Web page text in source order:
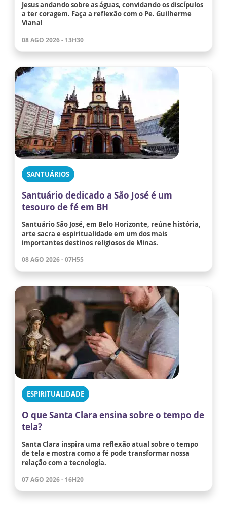
Jesus andando sobre as águas, convidando os discípulos
a ter coragem. Faça a reflexão com o Pe. Guilherme
Viana!
08 AGO 2026 - 13H30
SANTUÁRIOS
Santuário dedicado a São José é um
tesouro de fé em BH
Santuário São José, em Belo Horizonte, reúne história,
arte sacra e espiritualidade em um dos mais
importantes destinos religiosos de Minas.
08 AGO 2026 - 07H55
ESPIRITUALIDADE
O que Santa Clara ensina sobre o tempo de
tela?
Santa Clara inspira uma reflexão atual sobre o tempo
de tela e mostra como a fé pode transformar nossa
relação com a tecnologia.
07 AGO 2026 - 16H20